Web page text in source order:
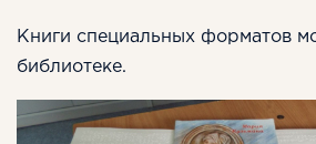
Книги специальных форматов
библиотеке.